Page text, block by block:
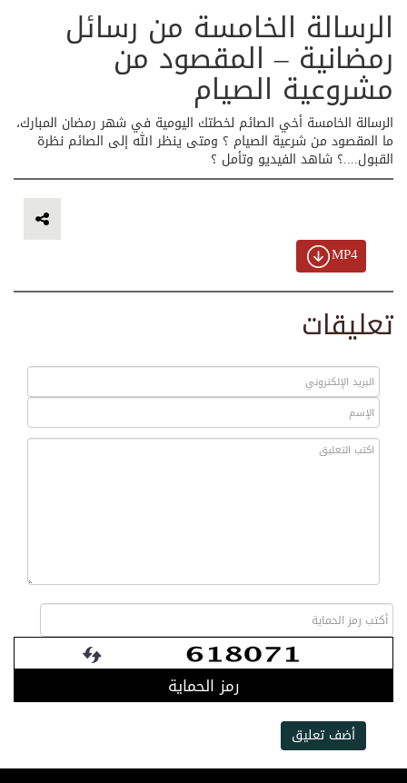
الرسالة الخامسة من رسائل
رمضانية – المقصود من
مشروعية الصيام
الرسالة الخامسة أخي الصائم لخطتك اليومية في شهر رمضان المبارك،
ما المقصود من شرعية الصيام ؟ ومتى ينظر الله إلى الصائم نظرة
القبول....؟ شاهد الفيديو وتأمل ؟
MP4
تعليقات
رمز الحماية
أضف تعليق